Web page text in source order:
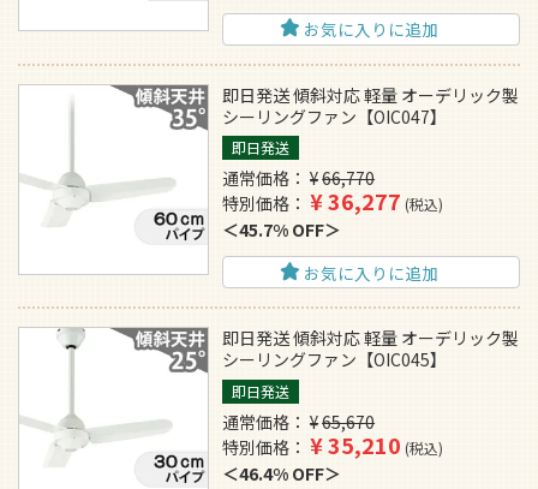
お気に入りに追加
即日発送 傾斜対応 軽量 オーデリック製
シーリングファン【OIC047】
即日発送
通常価格 ¥66,770
特別価格
¥36,277 税込
45.7% OFF
お気に入りに追加
即日発送 傾斜対応 軽量 オーデリック製
シーリングファン【OIC045】
即日発送
通常価格 ¥65,670
特別価格
¥35,210 税込
46.4% OFF